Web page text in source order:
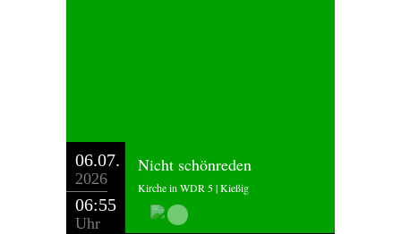
06.07.
2026
06:55
Uhr
Nicht schönreden
Kirche in WDR 5 | Kießig